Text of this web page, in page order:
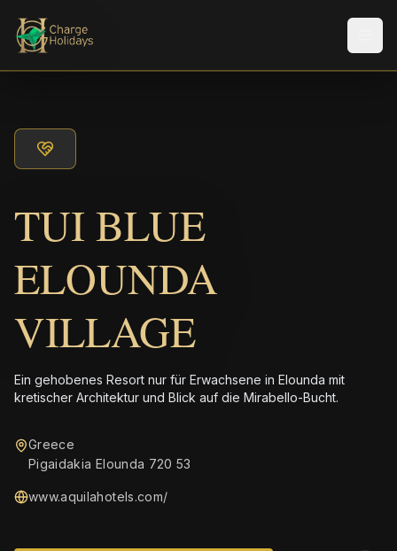
TUI BLUE
ELOUNDA
VILLAGE
Ein gehobenes Resort nur für Erwachsene in Elounda mit
kretischer Architektur und Blick auf die Mirabello-Bucht.
Greece
Pigaidakia Elounda 720 53
www.aquilahotels.com/